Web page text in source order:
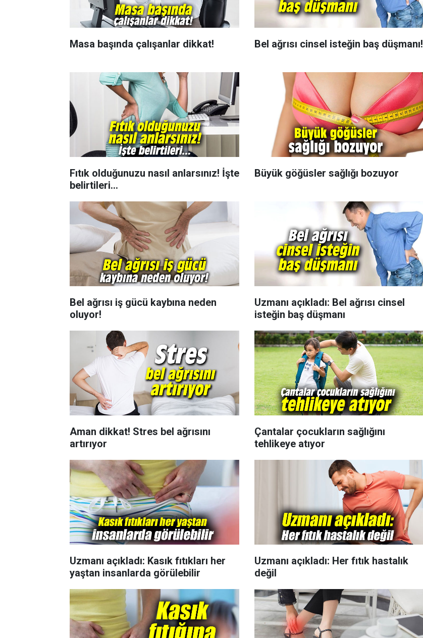
Masa başında çalışanlar dikkat! Bel ağrısı cinsel isteğin baş düşmanı!
Fıtık olduğunuzu nasıl anlarsınız! İşte
belirtileri...
Büyük göğüsler sağlığı bozuyor
Bel ağrısı iş gücü kaybına neden
oluyor!
Uzmanı açıkladı: Bel ağrısı cinsel
isteğin baş düşmanı
Aman dikkat! Stres bel ağrısını
artırıyor
Çantalar çocukların sağlığını
tehlikeye atıyor
Uzmanı açıkladı: Kasık fıtıkları her
yaştan insanlarda görülebilir
Uzmanı açıkladı: Her fıtık hastalık
değil